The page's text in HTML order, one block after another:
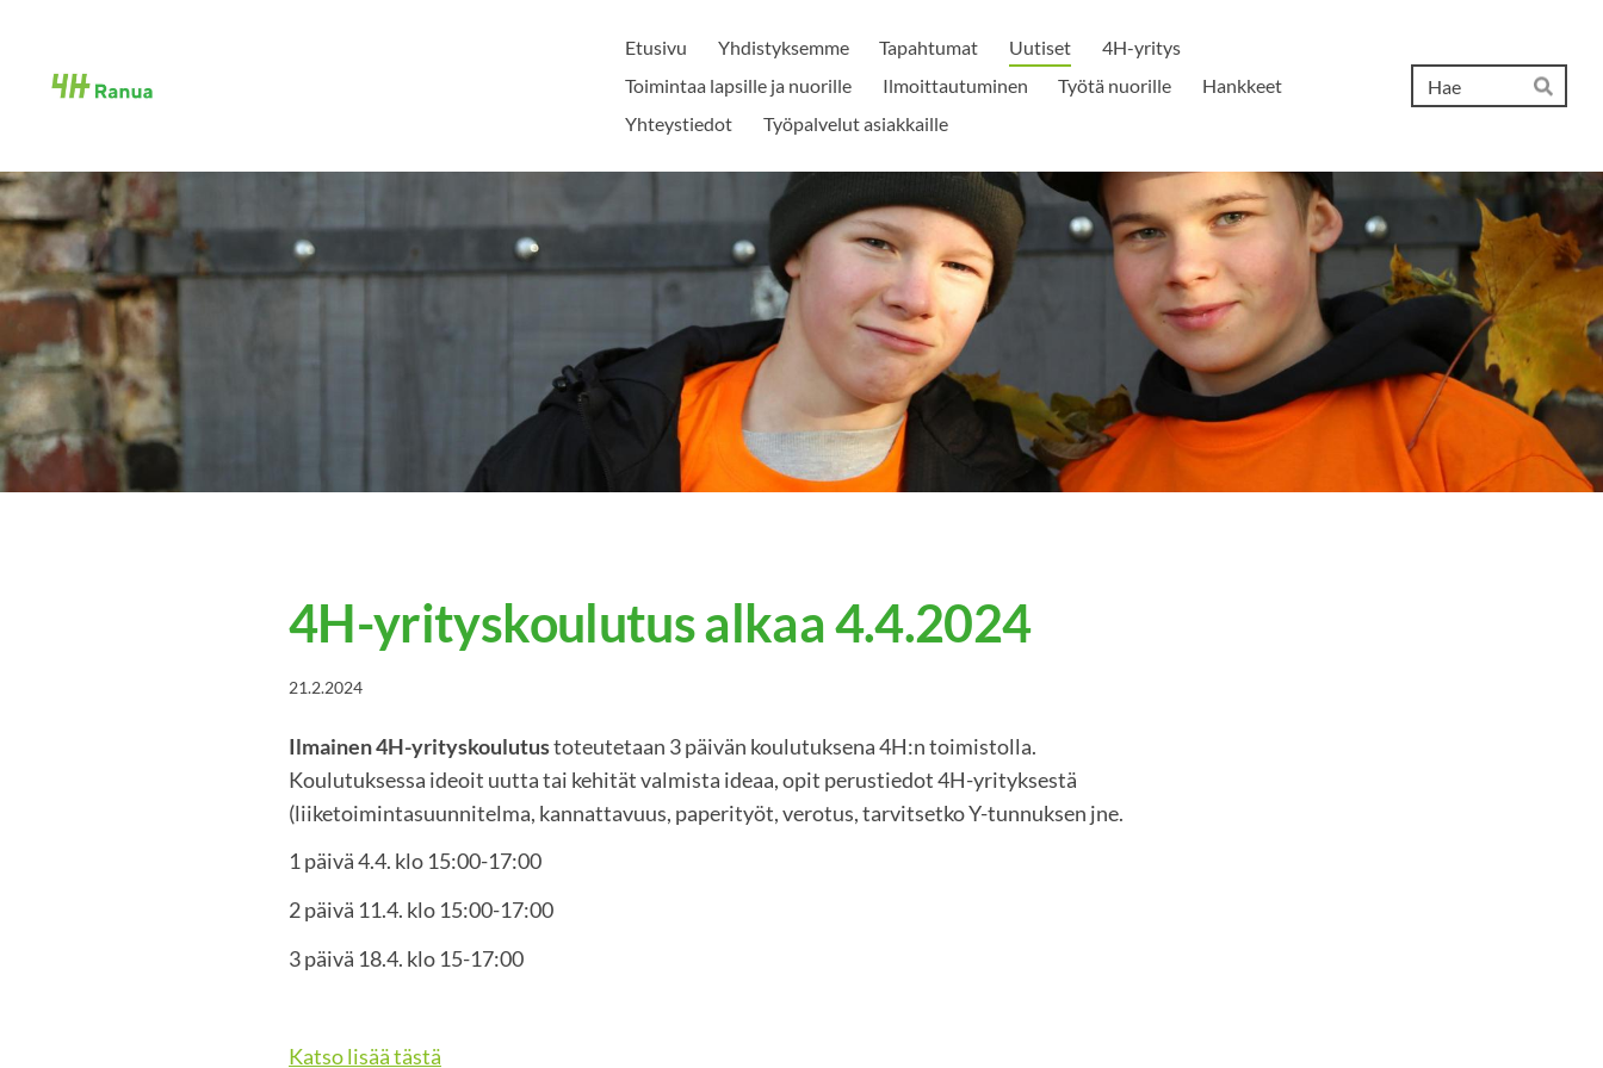
sisältöön
Ranuan 4H-yhdistys ry
Etusivu Yhdistyksemme Tapahtumat Uutiset
4H-yritys
Toimintaa lapsille ja nuorille
Ilmoittautuminen Työtä nuorille
Hankkeet
Yhteystiedot
Työpalvelut asiakkaille
Hae
4H-yrityskoulutus alkaa 4.4.2024
21.2.2024
Ilmainen 4H-yrityskoulutustoteutetaan 3 päivän koulutuksena 4H:n toimistolla.
Koulutuksessa ideoit uutta tai kehität valmista ideaa, opit perustiedot 4H-yrityksestä
(liiketoimintasuunnitelma, kannattavuus, paperityöt, verotus, tarvitsetko Y-tunnuksen jne.
1 päivä 4.4. klo 15:00-17:00
2 päivä 11.4. klo 15:00-17:00
3 päivä 18.4. klo 15-17:00
Katso lisää tästä